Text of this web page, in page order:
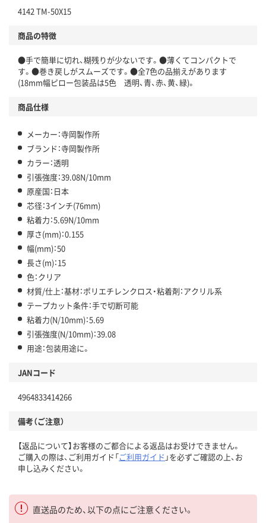
4142 TM-50X15
商品の特徴
●手で簡単に切れ、糊残りが少ないです。●薄くてコンパクトで
す。●巻き戻しがスムーズです。●全7色の品揃えがあります
(18mm幅ピロー包装品は5色 透明、青、赤、黄、緑)。
商品仕様
メーカー：寺岡製作所
ブランド：寺岡製作所
カラー：透明
引張強度：39.08N/10mm
原産国：日本
芯径：3インチ(76mm)
粘着力：5.69N/10mm
厚さ(mm)：0.155
幅(mm)：50
長さ(m)：15
色：クリア
材質/仕上：基材：ポリエチレンクロス・粘着剤：アクリル系
テープカット条件：手で切断可能
粘着力(N/10mm)：5.69
引張強度(N/10mm)：39.08
用途：包装用途に。
JANコード
4964833414266
備考（ご注意）
【返品について】お客様のご都合による返品はお受けできません。
ご購入の際は、ご利用ガイド「ご利用ガイド 」を必ずご確認の上、お
申し込みください。
直送品のため、以下の点にご注意ください。